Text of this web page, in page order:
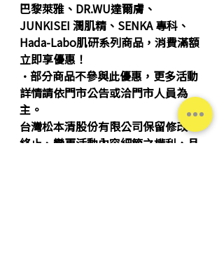
巴黎萊雅、DR.WU達爾膚、
JUNKISEI 潤肌精、SENKA 專科、
Hada-Labo肌研系列商品，消費滿額
立即享優惠！
‧部分商品不參與此優惠，更多活動
詳情請依門市公告或洽門市人員為
主。
台灣松本清股份有限公司保留修改、
終止、變更活動內容細節之權利，且